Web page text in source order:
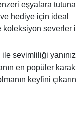
eşyalara
hediye için ideal
koleksiyon severler
sevimliliği
en popüler
keyfini